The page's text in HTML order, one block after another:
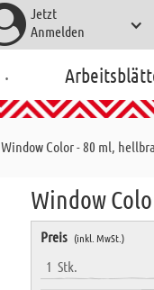
Jetzt
Anmelden
.
Window Color - 80 ml,
Window
Preis (inkl. MwSt.)
1Stk.